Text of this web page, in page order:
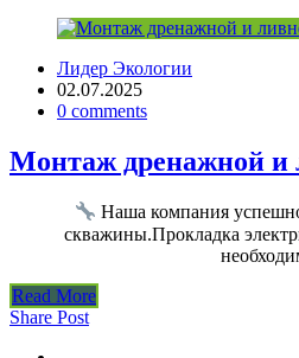
Лидер Экологии
02.07.2025
0 comments
Монтаж дренажной и
Наша компания
скважины.Прокладка
Read More
Share Post